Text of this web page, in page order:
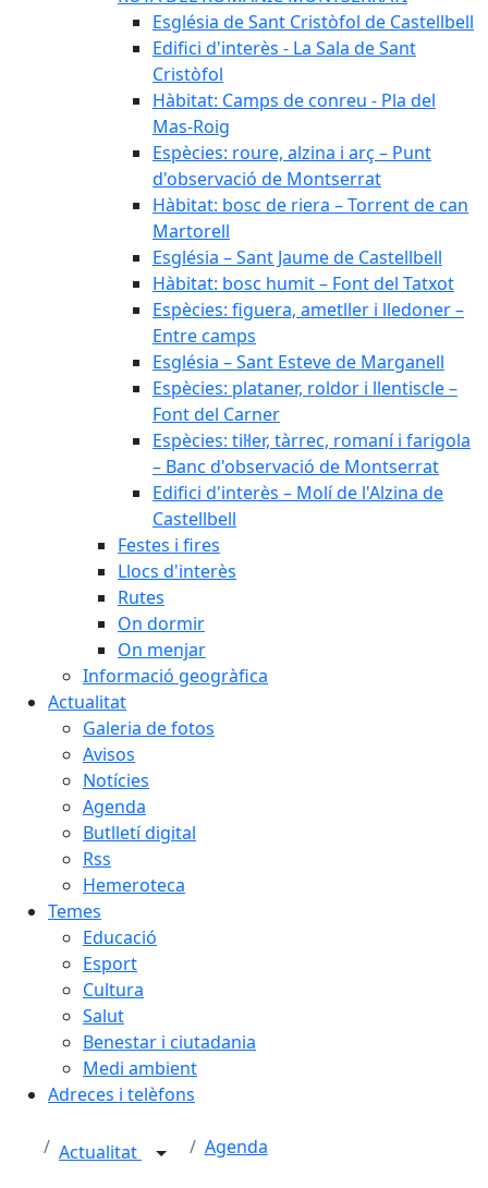
Església de Sant Cristòfol de Castellbell
Edifici d'interès - La Sala de Sant
Cristòfol
Hàbitat: Camps de conreu - Pla del
Mas-Roig
Espècies: roure, alzina i arç – Punt
d'observació de Montserrat
Hàbitat: bosc de riera – Torrent de can
Martorell
Església – Sant Jaume de Castellbell
Hàbitat: bosc humit – Font del Tatxot
Espècies: figuera, ametller i lledoner –
Entre camps
Església – Sant Esteve de Marganell
Espècies: plataner, roldor i llentiscle –
Font del Carner
Espècies: til·ler, tàrrec, romaní i farigola
– Banc d'observació de Montserrat
Edifici d'interès – Molí de l'Alzina de
Castellbell
Festes i fires
Llocs d'interès
Rutes
On dormir
On menjar
Informació geogràfica
Actualitat
Galeria de fotos
Avisos
Notícies
Agenda
Butlletí digital
Rss
Hemeroteca
Temes
Educació
Esport
Cultura
Salut
Benestar i ciutadania
Medi ambient
Adreces i telèfons
Actualitat Agenda